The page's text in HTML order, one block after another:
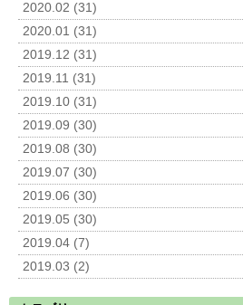
2020.02 (31)
2020.01 (31)
2019.12 (31)
2019.11 (31)
2019.10 (31)
2019.09 (30)
2019.08 (30)
2019.07 (30)
2019.06 (30)
2019.05 (30)
2019.04 (7)
2019.03 (2)